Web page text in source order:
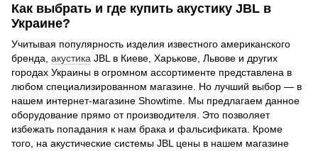
Как выбрать и где купить акустику JBL в
Украине?
Учитывая популярность изделия известного американского
бренда, акустика JBL в Киеве, Харькове, Львове и других
городах Украины в огромном ассортименте представлена в
любом специализированном магазине. Но лучший выбор — в
нашем интернет-магазине Showtime. Мы предлагаем данное
оборудование прямо от производителя. Это позволяет
избежать попадания к нам брака и фальсификата. Кроме
того, на акустические системы JBL цены в нашем магазине